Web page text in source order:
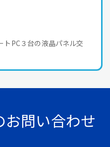
トPC３台の液晶パネル交
お問い合わせ